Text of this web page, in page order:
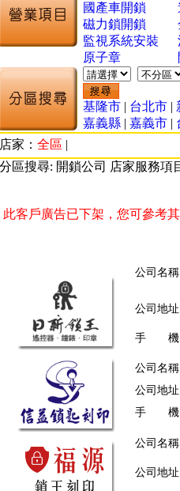
國產車開鎖
磁力鎖開鎖
監視系統安裝
原子章
基隆市 | 台北市 |
嘉義縣 | 嘉義市 |
店家： 全區 |
分區搜尋: 開鎖公司 店家服務項
此客戶廣告已下架，您可參考
公司名
公司地
手 機
公司名
公司地
手 機
公司名
公司地